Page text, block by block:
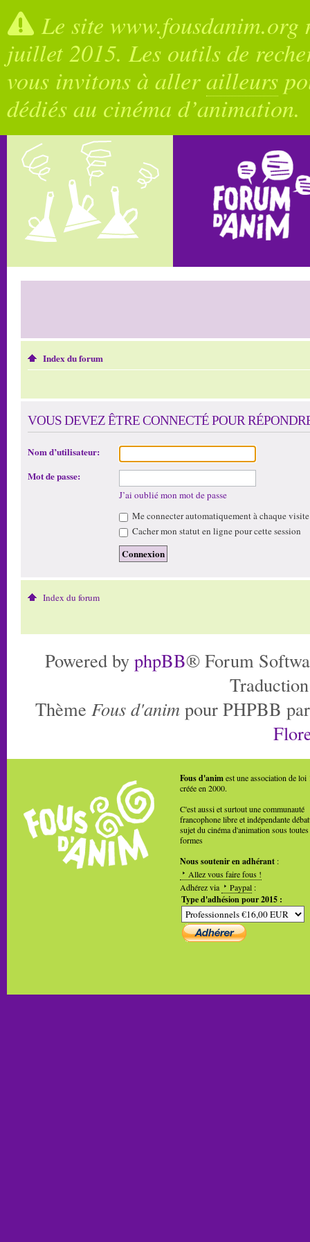
Le site
juillet 2015. Les outils de
vous invitons à allerailleurs
dédiés au cinéma d’animation.
Index du forum
VOUS DEVEZ ÊTRE CONNECTÉ POUR
Nom d’utilisateur:
Mot de passe:
J’ai oublié mon mot de passe
Me connecter automatiquement à chaque visite
Cacher mon statut en ligne pour cette session
Index du forum
Powered by phpBB® Forum
Thème Fous d'anim pour PHPBB
Fous d'animest une association de loi
créée en 2000.
C'est aussi et surtout une communauté
francophone libre et indépendante
sujet du cinéma d'animation sous toutes
formes
Nous soutenir en adhérant :
Allez vous faire fous !
Adhérez via
Paypal :
Type d'adhésion pour 2015 :